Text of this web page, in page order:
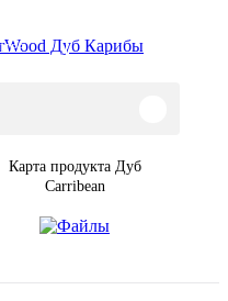
Карта продукта Дуб
Carribean